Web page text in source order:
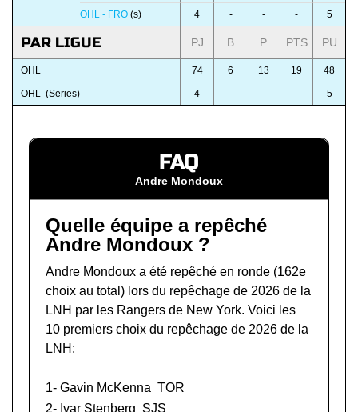
OHL - FRO (s) 4 - - - 5
PAR LIGUE PJ B P PTS PU
OHL 74 6 13 19 48
OHL (Series) 4 - - - 5
FAQ
Andre Mondoux
Quelle équipe a repêché
Andre Mondoux ?
Andre Mondoux a été repêché en ronde (162e
choix au total) lors du repêchage de 2026 de la
LNH par les Rangers de New York. Voici les
10 premiers choix du repêchage de 2026 de la
LNH:
1- Gavin McKenna TOR
2- Ivar Stenberg SJS